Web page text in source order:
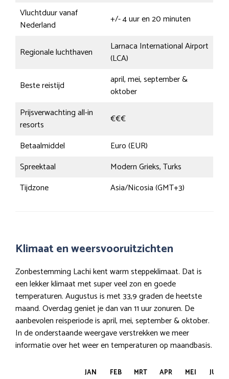
Vluchtduur vanaf
Nederland
+/- 4 uur en 20 minuten
Regionale luchthaven
Larnaca International Airport
(LCA)
Beste reistijd
april, mei, september &
oktober
Prijsverwachting all-in
resorts
€€€
Betaalmiddel
Euro (EUR)
Spreektaal
Modern Grieks, Turks
Tijdzone
Asia/Nicosia (GMT+3)
Klimaat en weersvooruitzichten
Zonbestemming Lachi kent warm steppeklimaat. Dat is
een lekker klimaat met super veel zon en goede
temperaturen. Augustus is met 33,9 graden de heetste
maand. Overdag geniet je dan van 11 uur zonuren. De
aanbevolen reisperiode is april, mei, september & oktober.
In de onderstaande weergave verstrekken we meer
informatie over het weer en temperaturen op maandbasis.
JAN FEB MRT APR MEI JUN